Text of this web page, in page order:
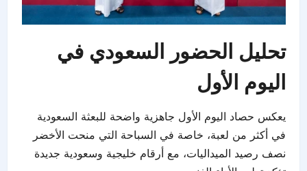
تحليل الحضور السعودي في
اليوم الأول
يعكس حصاد اليوم الأول جاهزية واضحة للبعثة السعودية
في أكثر من لعبة، خاصة في السباحة التي منحت الأخضر
نصف رصيد الميداليات، مع أرقام خليجية وسعودية جديدة